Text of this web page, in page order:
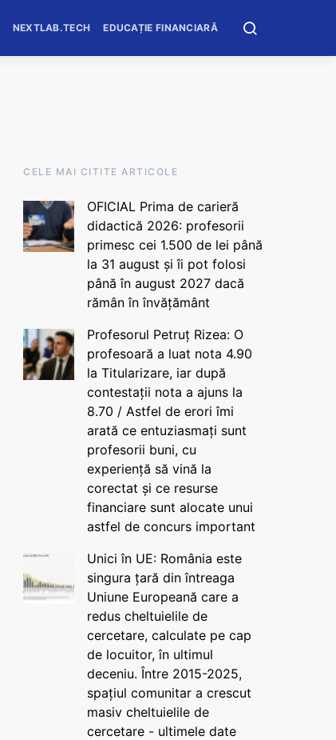
NEXTLAB.TECH EDUCAȚIE FINANCIARĂ
CELE MAI CITITE ARTICOLE
OFICIAL Prima de carieră
didactică 2026: profesorii
primesc cei 1.500 de lei până
la 31 august și îi pot folosi
până în august 2027 dacă
rămân în învățământ
Profesorul Petruț Rizea: O
profesoară a luat nota 4.90
la Titularizare, iar după
contestații nota a ajuns la
8.70 / Astfel de erori îmi
arată ce entuziasmați sunt
profesorii buni, cu
experiență să vină la
corectat și ce resurse
financiare sunt alocate unui
astfel de concurs important
Unici în UE: România este
singura țară din întreaga
Uniune Europeană care a
redus cheltuielile de
cercetare, calculate pe cap
de locuitor, în ultimul
deceniu. Între 2015-2025,
spațiul comunitar a crescut
masiv cheltuielile de
cercetare - ultimele date